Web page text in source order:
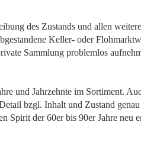
des Zustands und allen
Keller- oder
Sammlung problemlos
und Jahrzehnte im Sortiment.
bzgl. Inhalt und Zustand
Spirit der 60er bis 90er Jahre neu